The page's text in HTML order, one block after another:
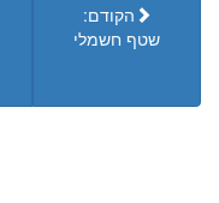
הקודם:
שטף חשמלי